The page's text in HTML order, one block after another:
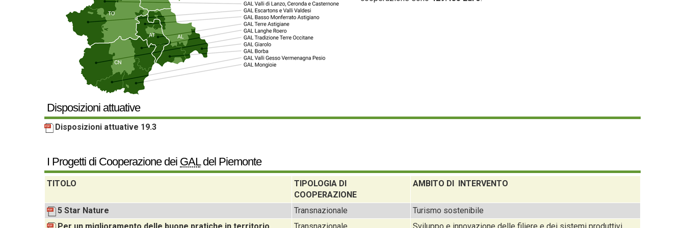
Disposizioni attuative
Disposizioni attuative 19.3
I Progetti di Cooperazione dei GALdel Piemonte
TITOLO
TIPOLOGIA DI
COOPERAZIONE
AMBITO DI INTERVENTO
5 Star Nature Transnazionale
Turismo sostenibile